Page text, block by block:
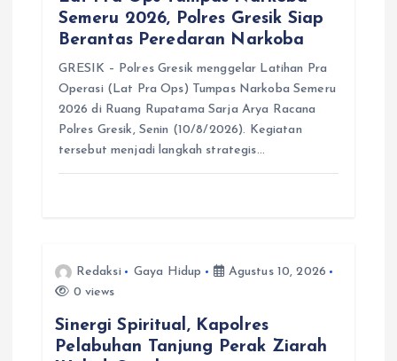
Semeru 2026, Polres Gresik Siap
Berantas Peredaran Narkoba
GRESIK – Polres Gresik menggelar Latihan Pra
Operasi (Lat Pra Ops) Tumpas Narkoba Semeru
2026 di Ruang Rupatama Sarja Arya Racana
Polres Gresik, Senin (10/8/2026). Kegiatan
tersebut menjadi langkah strategis…
Redaksi Gaya Hidup
Agustus 10, 2026
0 views
Sinergi Spiritual, Kapolres
Pelabuhan Tanjung Perak Ziarah